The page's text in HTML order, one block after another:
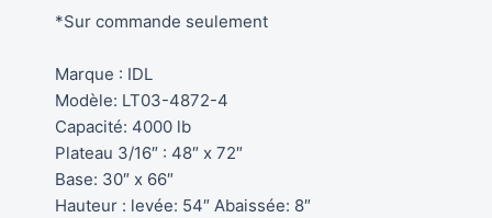
*Sur commande seulement
Marque : IDL
Modèle: LT03-4872-4
Capacité: 4000 lb
Plateau 3/16″ : 48″ x 72″
Base: 30″ x 66″
Hauteur : levée: 54″ Abaissée: 8″